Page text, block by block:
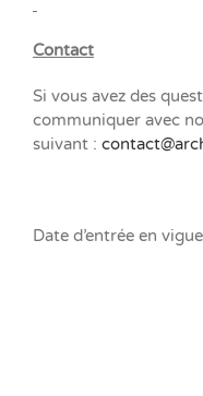
Contact
Si vous avez des
communiquer avec
suivant :
Date d’entrée en